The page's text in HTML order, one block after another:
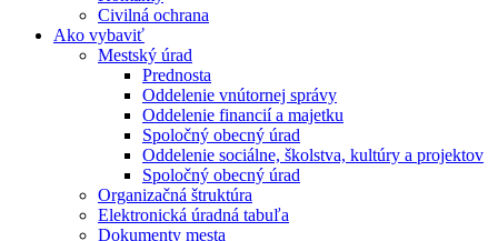
Civilná ochrana
Ako vybaviť
Mestský úrad
Prednosta
Oddelenie vnútornej správy
Oddelenie financií a majetku
Spoločný obecný úrad
Oddelenie sociálne, školstva, kultúry a projektov
Spoločný obecný úrad
Organizačná štruktúra
Elektronická úradná tabuľa
Dokumenty mesta